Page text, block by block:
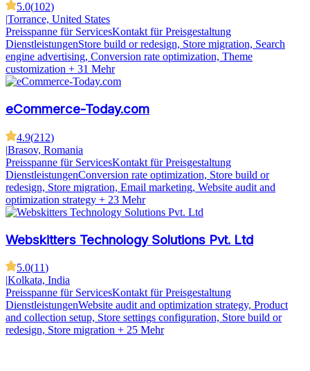
5.0(102)
|Torrance, United States
Preisspanne für ServicesKontakt für Preisgestaltung
DienstleistungenStore build or redesign, Store migration, Search
engine advertising, Conversion rate optimization, Theme
customization + 31 Mehr
eCommerce-Today.com
4.9(212)
|Brasov, Romania
Preisspanne für ServicesKontakt für Preisgestaltung
DienstleistungenConversion rate optimization, Store build or
redesign, Store migration, Email marketing, Website audit and
optimization strategy + 23 Mehr
Webskitters Technology Solutions Pvt. Ltd
5.0(11)
|Kolkata, India
Preisspanne für ServicesKontakt für Preisgestaltung
DienstleistungenWebsite audit and optimization strategy, Product
and collection setup, Store settings configuration, Store build or
redesign, Store migration + 25 Mehr